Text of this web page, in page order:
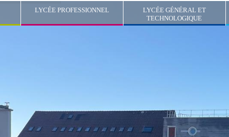
LYCÉE PROFESSIONNEL
LYCÉE GÉNÉRAL ET
TECHNOLOGIQUE